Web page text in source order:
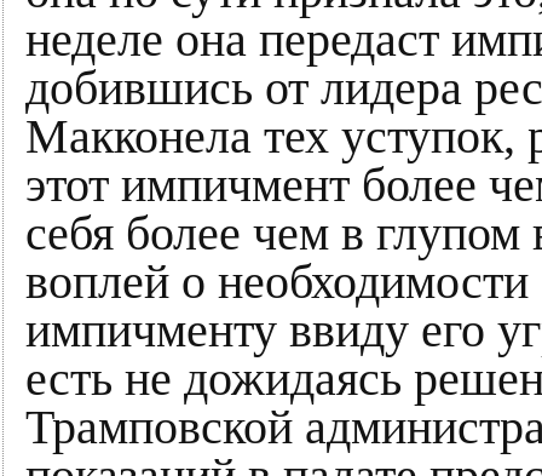
неделе она передаст
добившись от лидера
Макконела тех уступок,
этот импичмент более
себя более чем в
воплей о
импичменту ввиду его
есть не дожидаясь
Трамповской